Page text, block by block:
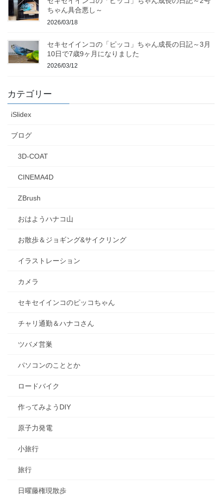
ちゃん具合悪し～
2026/03/18
セキセイインコの「ピッコ」ちゃん成長の日記～3月
10日で7歳9ヶ月になりました
2026/03/12
カテゴリー
iSlidex
ブログ
3D-COAT
CINEMA4D
ZBrush
おはようハナコ山
お散歩＆ジョギング&サイクリング
イラストレーション
カメラ
セキセイインコのピッコちゃん
チャリ通勤＆ハナコさん
ツバメ営巣
パソコンのこととか
ロードバイク
作ってみようDIY
原子力発電
小旅行
旅行
日曜藤権現散歩